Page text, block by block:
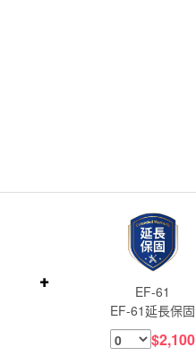
EF-61
EF-61延長保固
$2,100